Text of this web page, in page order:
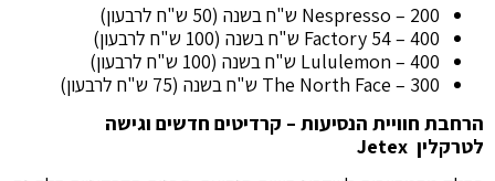
Nespresso – 200 ש"ח בשנה (50 ש"ח לרבעון)
Factory 54 – 400 ש"ח בשנה (100 ש"ח לרבעון)
Lululemon – 400 ש"ח בשנה (100 ש"ח לרבעון)
The North Face – 300 ש"ח בשנה (75 ש"ח לרבעון)
הרחבת חוויית הנסיעות – קרדיטים חדשים וגישה
לטרקלין